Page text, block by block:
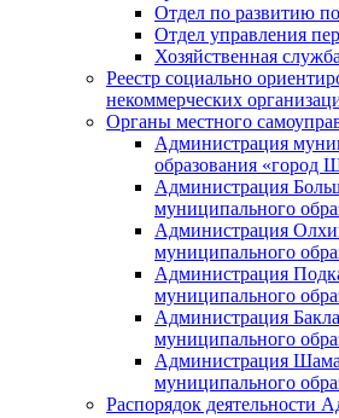
Отдел по развитию
Отдел управления
Хозяйственная служба
Реестр социально
некоммерческих
Органы местного
Администрация
образования «город
Администрация
муниципального
Администрация
муниципального
Администрация
муниципального
Администрация
муниципального
Администрация
муниципального
Распорядок деятельности